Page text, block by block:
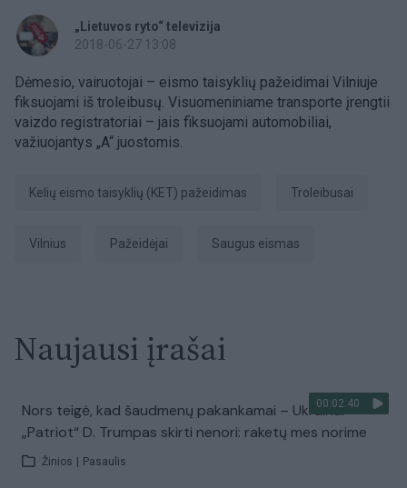
„Lietuvos ryto“ televizija
2018-06-27 13:08
Dėmesio, vairuotojai – eismo taisyklių pažeidimai Vilniuje
fiksuojami iš troleibusų. Visuomeniniame transporte įrengtii
vaizdo registratoriai – jais fiksuojami automobiliai,
važiuojantys „A“ juostomis.
Kelių eismo taisyklių (KET) pažeidimas Troleibusai
Vilnius pažeidėjai saugus eismas
Naujausi įrašai
00:02:40
Nors teigė, kad šaudmenų pakankamai – Ukrainai
„Patriot“ D. Trumpas skirti nenori: raketų mes norime
Žinios Pasaulis